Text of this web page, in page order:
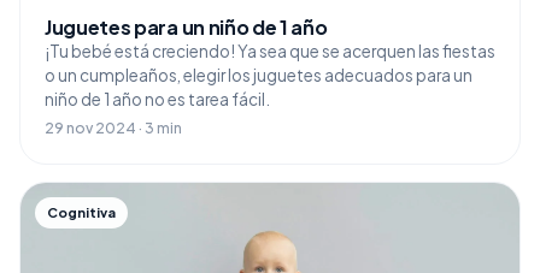
Juguetes para un niño de 1 año
¡Tu bebé está creciendo! Ya sea que se acerquen las fiestas
o un cumpleaños, elegir los juguetes adecuados para un
niño de 1 año no es tarea fácil.
29 nov 2024 · 3 min
Cognitiva